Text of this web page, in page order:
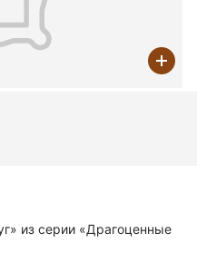
из серии «Драгоценные